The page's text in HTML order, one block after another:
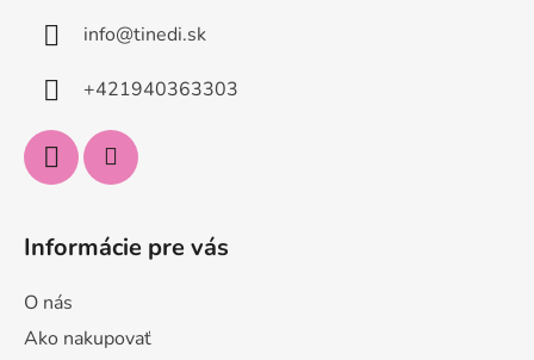
info@tinedi.sk
+421940363303
Informácie pre vás
O nás
Ako nakupovať